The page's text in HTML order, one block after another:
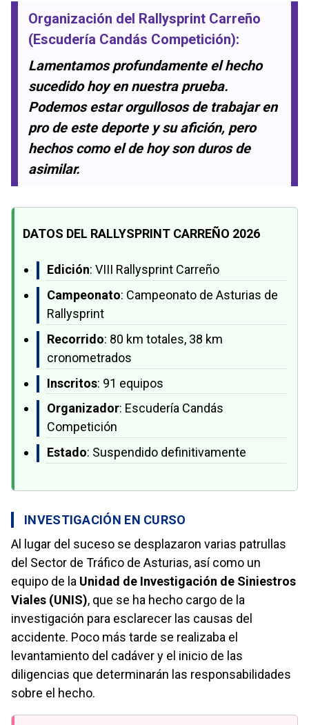
Organización del Rallysprint Carreño
(Escudería Candás Competición):
Lamentamos profundamente el hecho
sucedido hoy en nuestra prueba.
Podemos estar orgullosos de trabajar en
pro de este deporte y su afición, pero
hechos como el de hoy son duros de
asimilar.
DATOS DEL RALLYSPRINT CARREÑO 2026
Edición: VIII Rallysprint Carreño
Campeonato: Campeonato de Asturias de
Rallysprint
Recorrido: 80 km totales, 38 km
cronometrados
Inscritos: 91 equipos
Organizador: Escudería Candás
Competición
Estado: Suspendido definitivamente
INVESTIGACIÓN EN CURSO
Al lugar del suceso se desplazaron varias patrullas
del Sector de Tráfico de Asturias, así como un
equipo de la Unidad de Investigación de Siniestros
Viales (UNIS), que se ha hecho cargo de la
investigación para esclarecer las causas del
accidente. Poco más tarde se realizaba el
levantamiento del cadáver y el inicio de las
diligencias que determinarán las responsabilidades
sobre el hecho.